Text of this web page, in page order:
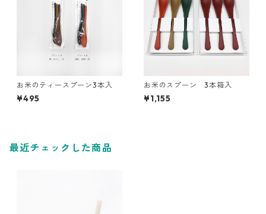
お米のティースプーン3本入
¥495
お米のスプーン 3本箱入
¥1,155
最近チェックした商品